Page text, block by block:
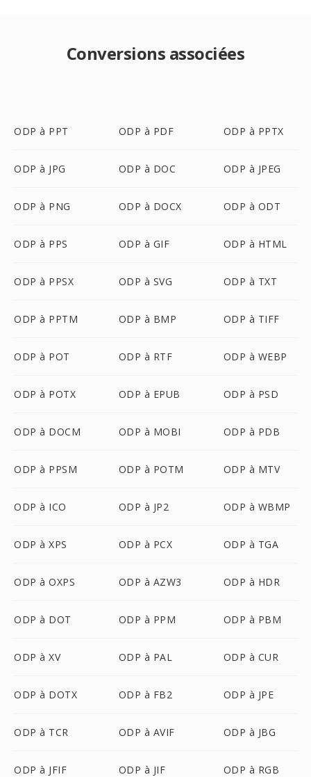
Conversions associées
ODP à PPT ODP à PDF ODP à PPTX
ODP à JPG ODP à DOC ODP à JPEG
ODP à PNG ODP à DOCX ODP à ODT
ODP à PPS ODP à GIF ODP à HTML
ODP à PPSX ODP à SVG ODP à TXT
ODP à PPTM ODP à BMP ODP à TIFF
ODP à POT ODP à RTF ODP à WEBP
ODP à POTX ODP à EPUB ODP à PSD
ODP à DOCM ODP à MOBI ODP à PDB
ODP à PPSM ODP à POTM ODP à MTV
ODP à ICO ODP à JP2 ODP à WBMP
ODP à XPS ODP à PCX ODP à TGA
ODP à OXPS ODP à AZW3 ODP à HDR
ODP à DOT ODP à PPM ODP à PBM
ODP à XV ODP à PAL ODP à CUR
ODP à DOTX ODP à FB2 ODP à JPE
ODP à TCR ODP à AVIF ODP à JBG
ODP à JFIF ODP à JIF ODP à RGB